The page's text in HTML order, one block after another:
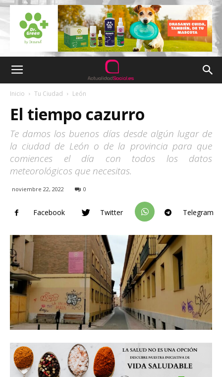
Inicio Tu Ciudad León
El tiempo cazurro
Te damos los buenos días desde algún lugar de
la ciudad de León o de la provincia para que
comiences el día con todos los datos
meteorológicos que necesitas.
noviembre 22, 2022 0
Facebook Twitter Telegram